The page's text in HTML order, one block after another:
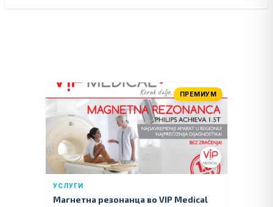
ПРЕМИУМ
УСЛУГИ
Магнетна резонанца во VIP Medical